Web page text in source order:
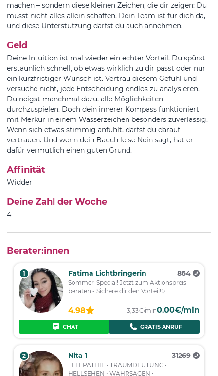
machen – sondern diese kleinen Zeichen, die dir zeigen: Du
musst nicht alles allein schaffen. Dein Team ist für dich da,
und diese Unterstützung darfst du auch annehmen.
Geld
Deine Intuition ist mal wieder ein echter Vorteil. Du spürst
erstaunlich schnell, ob etwas wirklich zu dir passt oder nur
ein kurzfristiger Wunsch ist. Vertrau diesem Gefühl und
versuche nicht, jede Entscheidung endlos zu analysieren.
Du neigst manchmal dazu, alle Möglichkeiten
durchzuspielen. Doch dein innerer Kompass funktioniert
mit Merkur in einem Wasserzeichen besonders zuverlässig.
Wenn sich etwas stimmig anfühlt, darfst du darauf
vertrauen. Und wenn dein Bauch leise Nein sagt, hat er
dafür vermutlich einen guten Grund.
Affinität
Widder
Deine Zahl der Woche
4
Berater:innen
1 Fatima Lichtbringerin 864
Sommer-Special! Jetzt zum Aktionspreis
beraten - Sichere dir den Vorteil!✨
4.98 3,33€/min0,00€/min
CHAT GRATIS ANRUF
2 Nita 1 31269
TELEPATHIE • TRAUMDEUTUNG •
HELLSEHEN • WAHRSAGEN •